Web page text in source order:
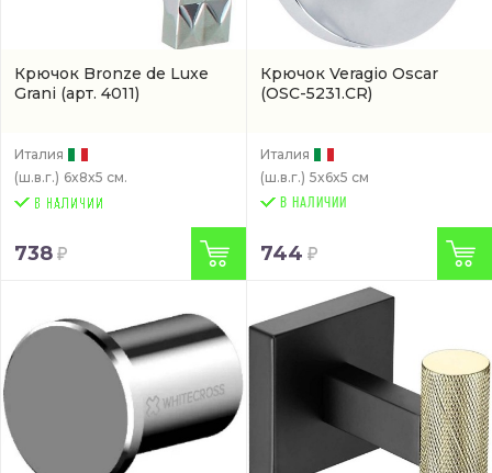
Крючок Bronze de Luxe
Grani (арт. 4011)
Италия
(ш.в.г.) 6x8x5 см.
738
Крючок Veragio Oscar
(OSC-5231.CR)
Италия
(ш.в.г.) 5x6x5 см
В НАЛИЧИИ
744